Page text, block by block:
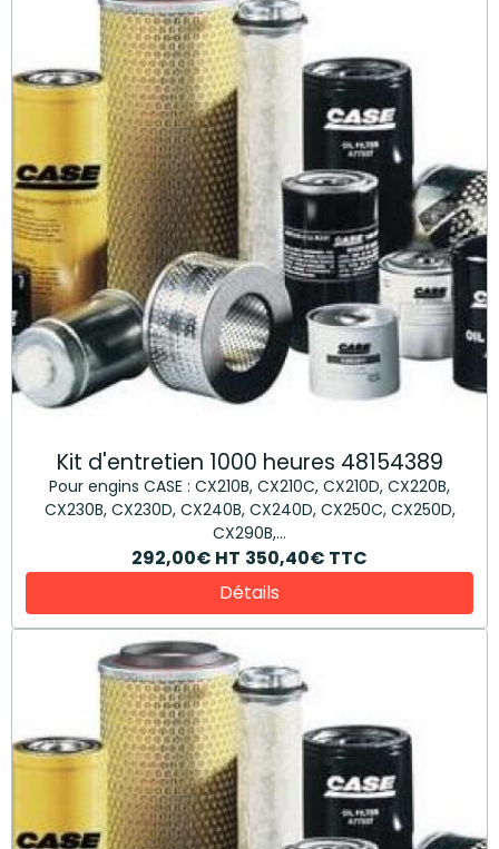
Kit d'entretien 1000 heures 48154389
Pour engins CASE : CX210B, CX210C, CX210D, CX220B,
CX230B, CX230D, CX240B, CX240D, CX250C, CX250D,
CX290B,...
292,00€ HT 350,40€ TTC
Détails